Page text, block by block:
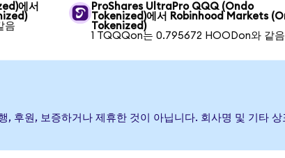
에서
음
ProShares UltraPro QQQ (Ondo
Tokenized)에서 Robinhood Markets
Tokenized)
1 TQQQon는 0.795672 HOODon와 같음
후원, 보증하거나 제휴한 것이 아닙니다. 회사명 및 기타